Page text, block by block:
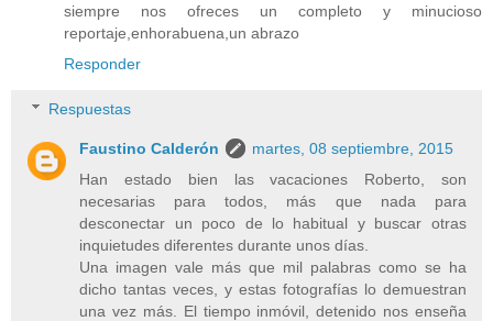
siempre nos ofreces un completo y minucioso
reportaje,enhorabuena,un abrazo
Responder
Respuestas
Faustino Calderón
martes, 08 septiembre, 2015
Han estado bien las vacaciones Roberto, son
necesarias para todos, más que nada para
desconectar un poco de lo habitual y buscar otras
inquietudes diferentes durante unos días.
Una imagen vale más que mil palabras como se ha
dicho tantas veces, y estas fotografías lo demuestran
una vez más. El tiempo inmóvil, detenido nos enseña